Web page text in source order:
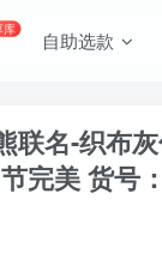
库 自助选款
联名-织布
完美 货号